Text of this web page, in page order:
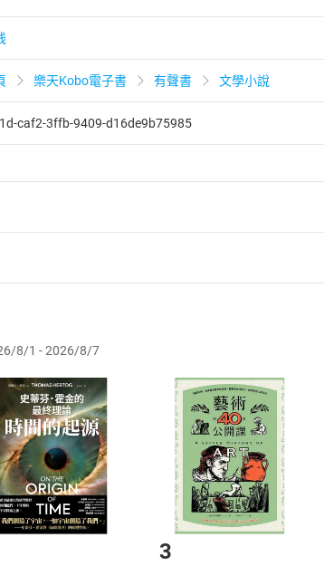
樂天Kobo電子書 有聲書 文學小說
caf2-3ffb-9409-d16de9b75985
條第1項後段暨通訊交易解除權合理例外情事適用
品即代表知悉本店鋪所銷售之商品為電子書，
請求退貨退款。
理退貨時，請登入樂天市場，並於「我的訂單
行審核，待審核通過後將為您辦理退款事宜。
單為單位進行取消/退貨，恕無法以單支商品取
放入購物車
Shopping cart
登入帳號
Login
？
Step2.登入
8/1 - 2026/8/7
3